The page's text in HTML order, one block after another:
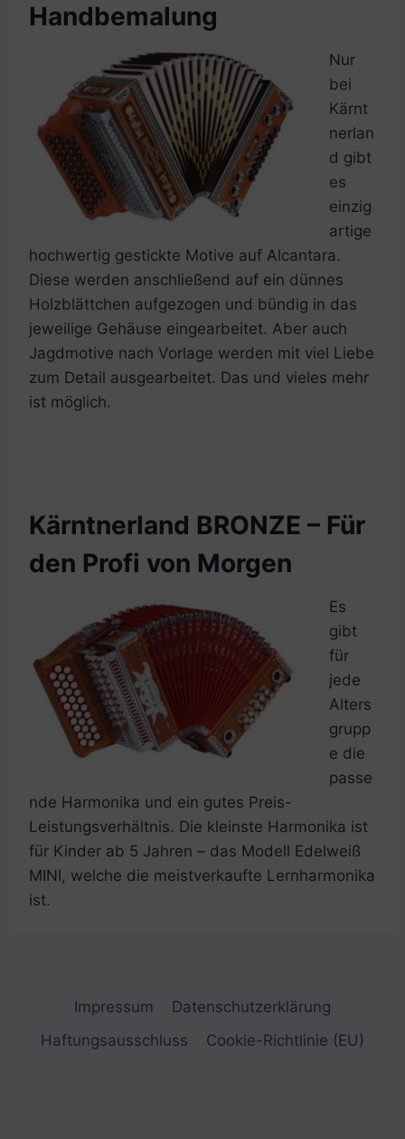
Handbemalung
Nur
bei
Kärnt
nerlan
d gibt
es
einzig
artige
hochwertig gestickte Motive auf Alcantara.
Diese werden anschließend auf ein dünnes
Holzblättchen aufgezogen und bündig in das
jeweilige Gehäuse eingearbeitet. Aber auch
Jagdmotive nach Vorlage werden mit viel Liebe
zum Detail ausgearbeitet. Das und vieles mehr
ist möglich.
Kärntnerland BRONZE – Für
den Profi von Morgen
Es
gibt
für
jede
Alters
grupp
e die
passe
nde Harmonika und ein gutes Preis-
Leistungsverhältnis. Die kleinste Harmonika ist
für Kinder ab 5 Jahren – das Modell Edelweiß
MINI, welche die meistverkaufte Lernharmonika
ist.
Impressum
Datenschutzerklärung
Haftungsausschluss
Cookie-Richtlinie (EU)